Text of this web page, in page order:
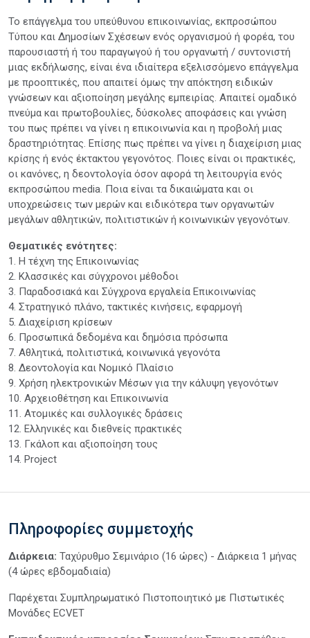
To επάγγελμα του υπεύθυνου επικοινωνίας, εκπροσώπου
Τύπου και Δημοσίων Σχέσεων ενός οργανισμού ή φορέα, του
παρουσιαστή ή του παραγωγού ή του οργανωτή / συντονιστή
μιας εκδήλωσης, είναι ένα ιδιαίτερα εξελισσόμενο επάγγελμα
με προοπτικές, που απαιτεί όμως την απόκτηση ειδικών
γνώσεων και αξιοποίηση μεγάλης εμπειρίας. Απαιτεί ομαδικό
πνεύμα και πρωτοβουλίες, δύσκολες αποφάσεις και γνώση
του πως πρέπει να γίνει η επικοινωνία και η προβολή μιας
δραστηριότητας. Επίσης πως πρέπει να γίνει η διαχείριση μιας
κρίσης ή ενός έκτακτου γεγονότος. Ποιες είναι οι πρακτικές,
οι κανόνες, η δεοντολογία όσον αφορά τη λειτουργία ενός
εκπροσώπου media. Ποια είναι τα δικαιώματα και οι
υποχρεώσεις των μερών και ειδικότερα των οργανωτών
μεγάλων αθλητικών, πολιτιστικών ή κοινωνικών γεγονότων.
Θεματικές ενότητες:
1. Η τέχνη της Επικοινωνίας
2. Κλασσικές και σύγχρονοι μέθοδοι
3. Παραδοσιακά και Σύγχρονα εργαλεία Επικοινωνίας
4. Στρατηγικό πλάνο, τακτικές κινήσεις, εφαρμογή
5. Διαχείριση κρίσεων
6. Προσωπικά δεδομένα και δημόσια πρόσωπα
7. Αθλητικά, πολιτιστικά, κοινωνικά γεγονότα
8. Δεοντολογία και Νομικό Πλαίσιο
9. Χρήση ηλεκτρονικών Μέσων για την κάλυψη γεγονότων
10. Αρχειοθέτηση και Επικοινωνία
11. Ατομικές και συλλογικές δράσεις
12. Ελληνικές και διεθνείς πρακτικές
13. Γκάλοπ και αξιοποίηση τους
14. Project
Πληροφορίες συμμετοχής
Διάρκεια: Ταχύρυθμο Σεμινάριο (16 ώρες) - Διάρκεια 1 μήνας
(4 ώρες εβδομαδιαία)
Παρέχεται Συμπληρωματικό Πιστοποιητικό με Πιστωτικές
Μονάδες ECVET